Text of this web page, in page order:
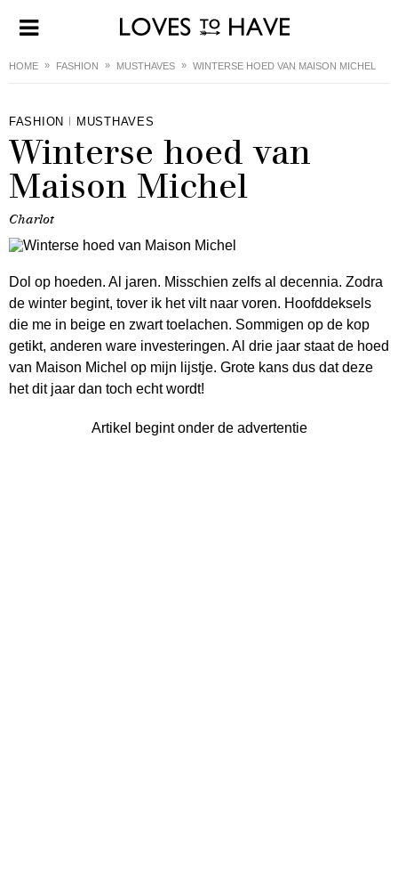
HOME FASHION MUSTHAVES WINTERSE HOED VAN MAISON MICHEL
FASHION MUSTHAVES
Winterse hoed van
Maison Michel
Charlot
Dol op hoeden. Al jaren. Misschien zelfs al decennia. Zodra
de winter begint, tover ik het vilt naar voren. Hoofddeksels
die me in beige en zwart toelachen. Sommigen op de kop
getikt, anderen ware investeringen. Al drie jaar staat de hoed
van Maison Michel op mijn lijstje. Grote kans dus dat deze
het dit jaar dan toch echt wordt!
Artikel begint onder de advertentie